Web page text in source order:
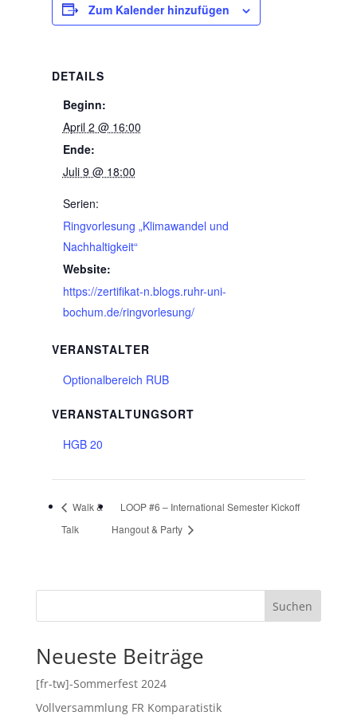
Zum Kalender hinzufügen
DETAILS
Beginn:
April 2 @ 16:00
Ende:
Juli 9 @ 18:00
Serien:
Ringvorlesung „Klimawandel und
Nachhaltigkeit“
Website:
https://zertifikat-n.blogs.ruhr-uni-
bochum.de/ringvorlesung/
VERANSTALTUNGSORT
HGB 20
VERANSTALTER
Optionalbereich RUB
Walk &
Talk
LOOP #6 – International Semester Kickoff
Hangout & Party
Suchen
Neueste Beiträge
[fr-tw]-Sommerfest 2024
Vollversammlung FR Komparatistik